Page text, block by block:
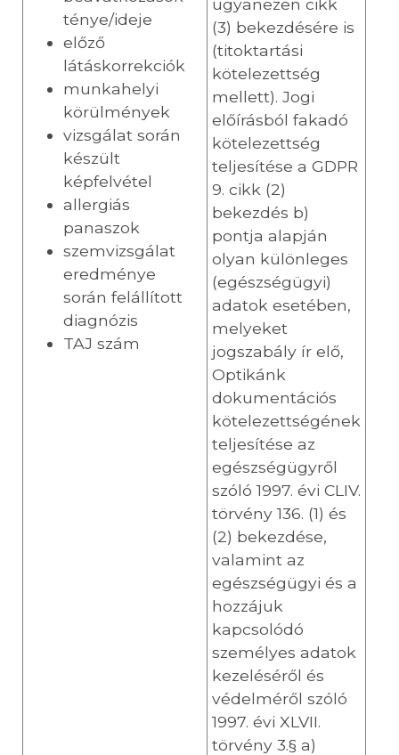
ténye/ideje
előző
látáskorrekciók
munkahelyi
körülmények
vizsgálat során
készült
képfelvétel
allergiás
panaszok
szemvizsgálat
eredménye
során felállított
diagnózis
TAJ szám
ugyanezen cikk
(3) bekezdésére is
(titoktartási
kötelezettség
mellett). Jogi
előírásból fakadó
kötelezettség
teljesítése a GDPR
9. cikk (2)
bekezdés b)
pontja alapján
olyan különleges
(egészségügyi)
adatok esetében,
melyeket
jogszabály ír elő,
Optikánk
dokumentációs
kötelezettségének
teljesítése az
egészségügyről
szóló 1997. évi CLIV.
törvény 136. (1) és
(2) bekezdése,
valamint az
egészségügyi és a
hozzájuk
kapcsolódó
személyes adatok
kezeléséről és
védelméről szóló
1997. évi XLVII.
törvény 3.§ a)